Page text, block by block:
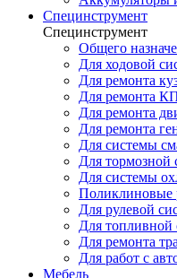
Специнструмент
Специнструмент
Общего
Для ходовой
Для ремонта
Для ремонта
Для ремонта
Для ремонта
Для системы
Для тормозной
Для системы
Поликлиновые
Для рулевой
Для топливной
Для ремонта
Для работ с
Мебель